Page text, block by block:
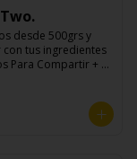
desde 500grs y
tus ingredientes
Para Compartir + 2